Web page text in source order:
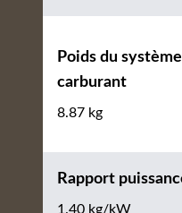
Poids du
carburant
8.87 kg
Rapport
1.40 kg/kW